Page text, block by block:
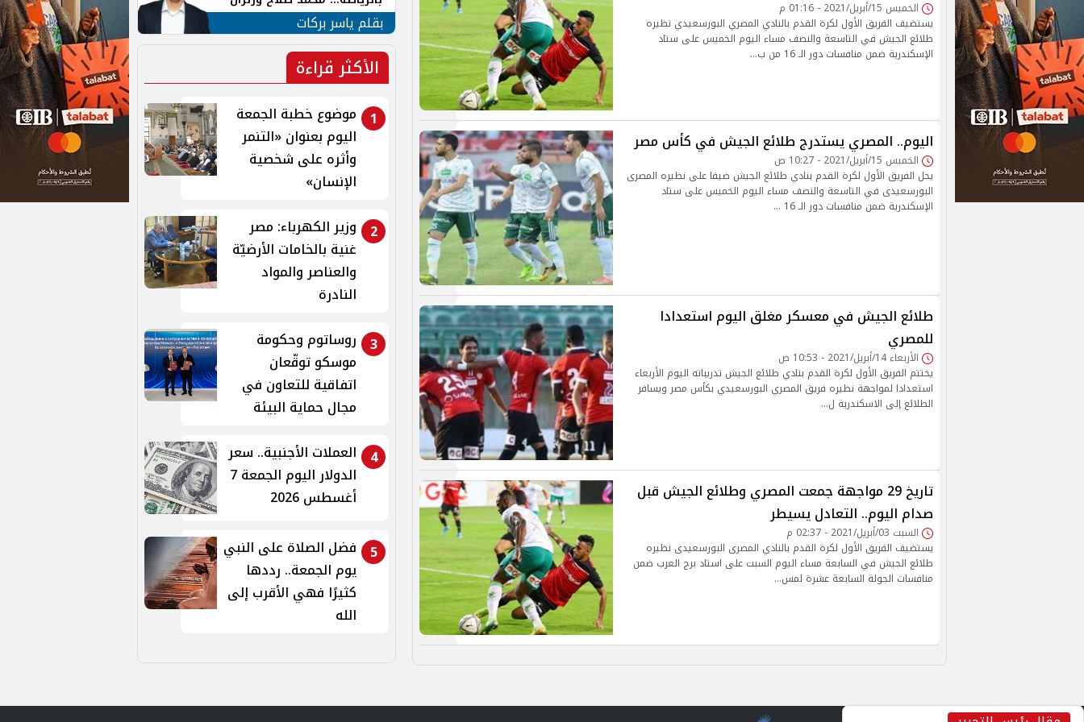
الخميس 15/أبريل/2021 - 01:16 م
يستضيف الفريق الأول لكرة القدم بالنادي المصري البورسعيدي نظيره
طلائع الجيش في التاسعة والنصف مساء اليوم الخميس على ستاد
الإسكندرية ضمن منافسات دور الـ 16 من ب…
اليوم.. المصري يستدرج طلائع الجيش في كأس مصر
الخميس 15/أبريل/2021 - 10:27 ص
يحل الفريق الأول لكرة القدم بنادي طلائع الجيش ضيفا على نظيره المصرى
البورسعيدى في التاسعة والنصف مساء اليوم الخميس على ستاد
الإسكندرية ضمن منافسات دور الـ 16 …
طلائع الجيش في معسكر مغلق اليوم استعدادا
للمصري
الأربعاء 14/أبريل/2021 - 10:53 ص
يختتم الفريق الأول لكرة القدم بنادي طلائع الجيش تدريباته اليوم الأربعاء
استعدادا لمواجهة نظيره فريق المصري البورسعيدي بكأس مصر ويسافر
الطلائع إلى الاسكندرية ل…
تاريخ 29 مواجهة جمعت المصري وطلائع الجيش قبل
صدام اليوم.. التعادل يسيطر
السبت 03/أبريل/2021 - 02:37 م
يستضيف الفريق الأول لكرة القدم بالنادي المصرى البورسعيدى نظيره
طلائع الجيش في السابعة مساء اليوم السبت على استاد برج العرب ضمن
منافسات الجولة السابعة عشرة لمس…
الهوية في الشارع التركي
بقلم ياسر بركات
الأكثر قراءة
1
موضوع خطبة الجمعة
اليوم بعنوان «التنمر
وأثره على شخصية
الإنسان»
2
وزير الكهرباء: مصر
غنية بالخامات الأرضيّة
والعناصر والمواد
النادرة
3 روساتوم وحكومة
موسكو توقّعان
اتفاقية للتعاون في
مجال حماية البيئة
4
العملات الأجنبية.. سعر
الدولار اليوم الجمعة 7
أغسطس 2026
5
فضل الصلاة على النبي
يوم الجمعة.. رددها
كثيرًا فهي الأقرب إلى
الله